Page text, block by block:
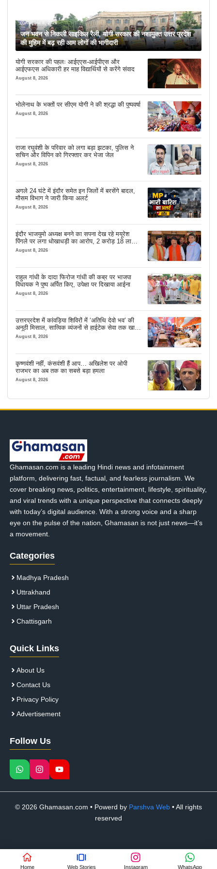
August 8, 2026
जन भवन से निकली साइकिल रैली, योगी सरकार की नशामुक्त उत्तर प्रदेश
की मुहिम में बढ़ रही आम लोगों की भागीदारी
योगी सरकार की पहलः आईएएस-आईपीएस और
आईएफएस अधिकारी हर माह विद्यार्थियों से करेंगे संवाद
August 8, 2026
भोलेनाथ के भक्तों पर सीएम योगी ने की श्रद्धा की पुष्पवर्षा
August 8, 2026
राजा रघुवंशी के परिवार को लगा बड़ा झटका, पुलिस ने
सचिन और विपिन को गिरफ्तार कर भेजा जेल
August 8, 2026
अगले 24 घंटे में इंदौर समेत इन जिलों में बरसेंगे बादल,
मौसम विभाग ने जारी किया अलर्ट
August 8, 2026
इंदौर भाजयुमो अध्यक्ष बनने का सपना देख रहे मयूरेश
पिंगले पर लगा धोखाधड़ी का आरोप, 2 करोड़ 18 लाख
लेने के बाद भी नहीं दिया जमीन का कब्जा
August 8, 2026
राहुल गांधी के दादा फिरोज गांधी की कब्र पर भाजपा
विधायक ने पुष्प अर्पित किए, उपेक्षा पर दिखाया आईना
August 8, 2026
उत्तरप्रदेश में कांवड़िया शिविरों में ‘अतिथि देवो भव’ की
अनूठी मिसाल, सात्विक व्यंजनों से हाईटेक सेवा तक खास
इंतजाम
August 8, 2026
कृष्णवंशी नहीं, कंसवंशी हैं आप… अखिलेश पर ओपी
राजभर का अब तक का सबसे बड़ा हमला
August 8, 2026
Ghamasan.com is a leading Hindi news and infotainment
platform, delivering fast, factual, and fearless journalism. We
cover breaking news, politics, entertainment, lifestyle, spirituality,
and viral trends with a unique perspective that connects deeply
with today’s digital audience. With a strong voice and a sharp
eye on the pulse of the nation, Ghamasan is not just news—it’s
a movement.
Categories
Madhya Pradesh
Uttrakhand
Uttar Pradesh
Chattisgarh
Quick Links
About Us
Contact Us
Privacy Policy
Advertisement
Follow Us
© 2026 Ghamasan.com • Powerd by Parshva Web • All rights
reserved
Home Web Stories Instagram WhatsApp